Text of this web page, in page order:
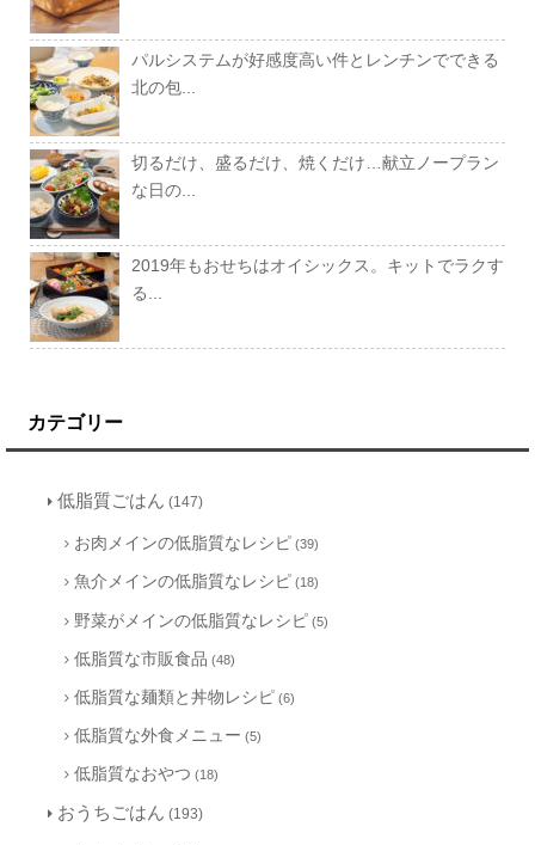
パルシステムが好感度高い件とレンチンでできる
北の包...
切るだけ、盛るだけ、焼くだけ…献立ノープラン
な日の...
2019年もおせちはオイシックス。キットでラクす
る...
カテゴリー
低脂質ごはん (147)
お肉メインの低脂質なレシピ (39)
魚介メインの低脂質なレシピ (18)
野菜がメインの低脂質なレシピ (5)
低脂質な市販食品 (48)
低脂質な麺類と丼物レシピ (6)
低脂質な外食メニュー (5)
低脂質なおやつ (18)
おうちごはん (193)